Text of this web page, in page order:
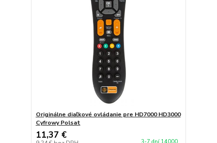
Originálne diaľkové ovládanie pre HD7000 HD3000
Cyfrowy Polsat
11,37 €